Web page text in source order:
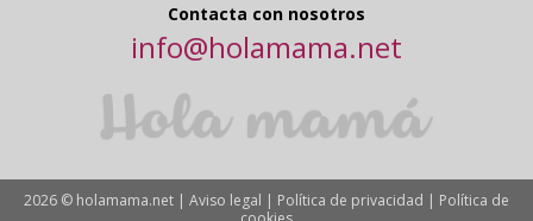
Contacta con nosotros
info@holamama.net
2026 © holamama.net | Aviso legal | Política de privacidad | Política de